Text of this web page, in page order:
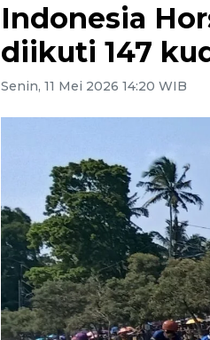
Indonesia
diikuti 147
Senin, 11 Mei 2026 14:20 WIB